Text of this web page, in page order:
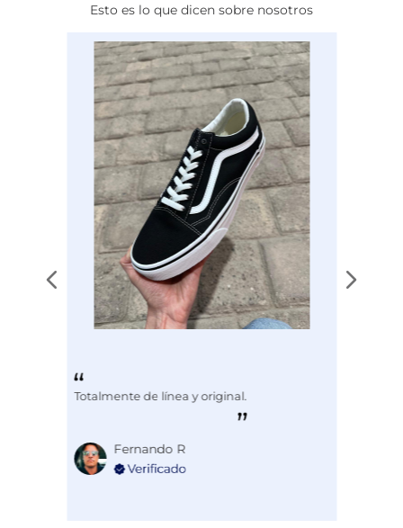
NORMAL
NEGRO
Esto es lo que dicen sobre nosotros
Totalmente de línea y original.
Fernando R